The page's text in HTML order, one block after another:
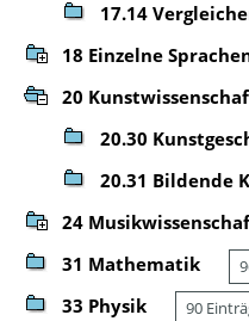
17.14
18 Einzelne
20
20.30
20.31 Bildende
24
31 Mathematik
33 Physik 90